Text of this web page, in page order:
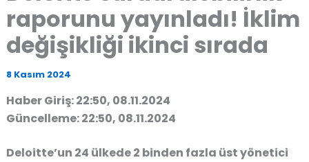
raporunu yayınladı! İklim
değişikliği ikinci sırada
8 Kasım 2024
Haber Giriş: 22:50, 08.11.2024
Güncelleme: 22:50, 08.11.2024
Deloitte’un 24 ülkede 2 binden fazla üst yönetici